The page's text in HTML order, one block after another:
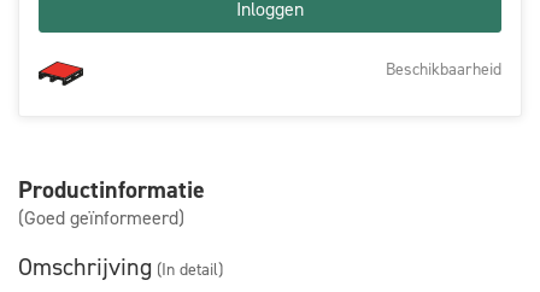
Inloggen
Beschikbaarheid
Productinformatie
(Goed geïnformeerd)
Omschrijving (In detail)